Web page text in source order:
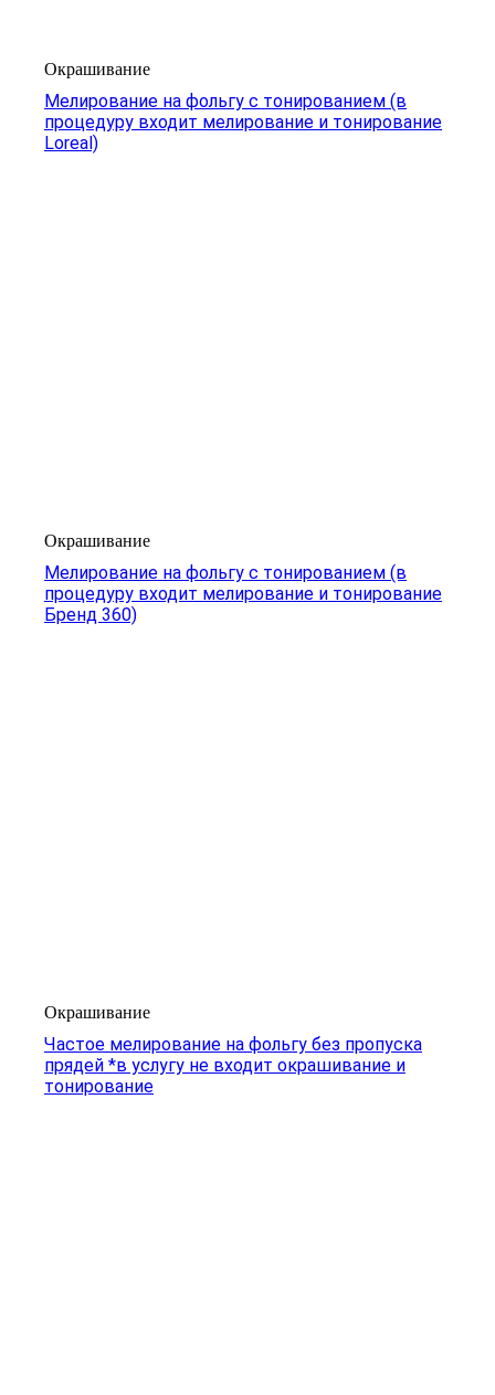
Окрашивание
Мелирование на фольгу с тонированием (в
процедуру входит мелирование и тонирование
Loreal)
Окрашивание
Мелирование на фольгу с тонированием (в
процедуру входит мелирование и тонирование
Бренд 360)
Окрашивание
Частое мелирование на фольгу без пропуска
прядей *в услугу не входит окрашивание и
тонирование